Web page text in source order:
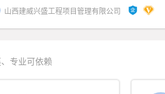
山西建威兴盛工程项目管理有限公司
专业可依赖